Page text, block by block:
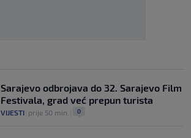
Sarajevo odbrojava do 32. Sarajevo Film
Festivala, grad već prepun turista
VIJESTI prije 50 min. 0